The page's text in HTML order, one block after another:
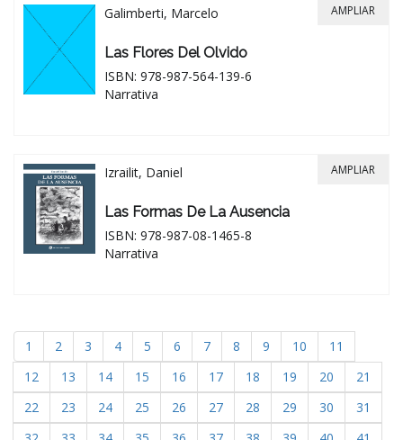
Galimberti, Marcelo
Las Flores Del Olvido
ISBN: 978-987-564-139-6
Narrativa
AMPLIAR
Izrailit, Daniel
Las Formas De La Ausencia
ISBN: 978-987-08-1465-8
Narrativa
AMPLIAR
1 2 3 4 5 6 7 8 9 10
11
12
13 14 15 16 17 18 19 20
21
22
23 24 25 26 27 28 29 30
31